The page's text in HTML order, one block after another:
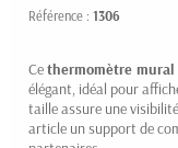
Référence : 1306
Cethermomètre
élégant, idéal pour
taille assure une
article un support de